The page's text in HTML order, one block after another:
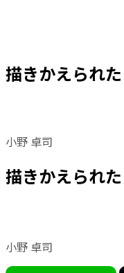
描きかえられた
小野 卓司
描きかえられた
小野 卓司